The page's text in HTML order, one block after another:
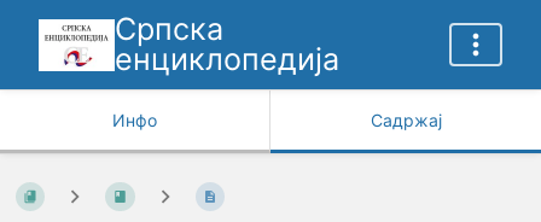
Српска
енциклопедија
Инфо Садржај